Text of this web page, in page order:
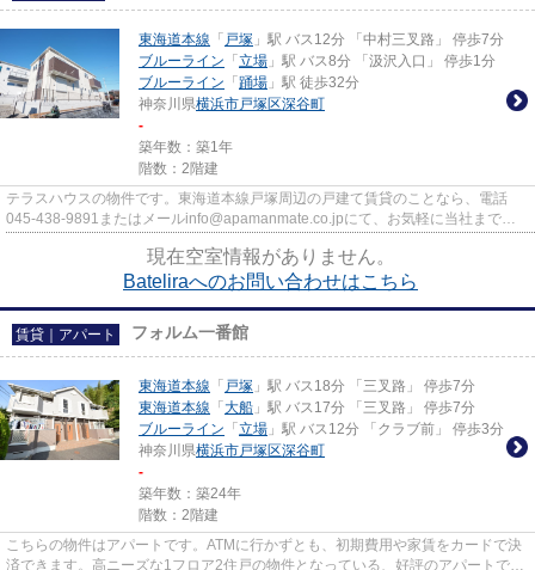
東海道本線 「 戸塚 」駅 バス12分 「中村三叉路」 停歩7分
ブルーライン 「 立場 」駅 バス8分 「汲沢入口」 停歩1分
ブルーライン 「 踊場 」駅 徒歩32分
神奈川県横浜市戸塚区深谷町
-
築年数：築1年
階数：2階建
テラスハウスの物件です。東海道本線戸塚周辺の戸建て賃貸のことなら、電話
045-438-9891またはメールinfo@apamanmate.co.jpにて、お気軽に当社までご
現在空室情報がありません。
Bateliraへのお問い合わせはこちら
賃貸｜アパート フォルム一番館
東海道本線 「 戸塚 」駅 バス18分 「三叉路」 停歩7分
東海道本線 「 大船 」駅 バス17分 「三叉路」 停歩7分
ブルーライン 「 立場 」駅 バス12分 「クラブ前」 停歩3分
神奈川県横浜市戸塚区深谷町
-
築年数：築24年
階数：2階建
こちらの物件はアパートです。ATMに行かずとも、初期費用や家賃をカードで決
済できます。高ニーズな1フロア2住戸の物件となっている、好評のアパートで